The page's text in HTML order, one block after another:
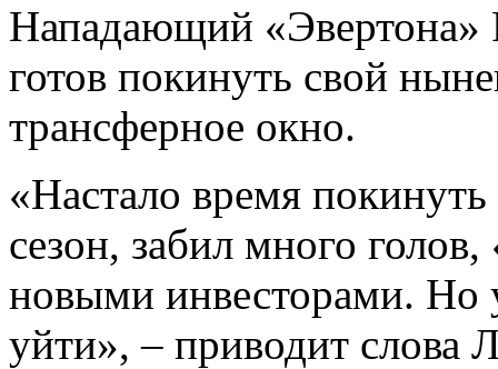
Нападающий «Эвертона»
готов покинуть свой
трансферное окно.
«Настало время
сезон, забил много
новыми инвесторами. Но
уйти», – приводит слова